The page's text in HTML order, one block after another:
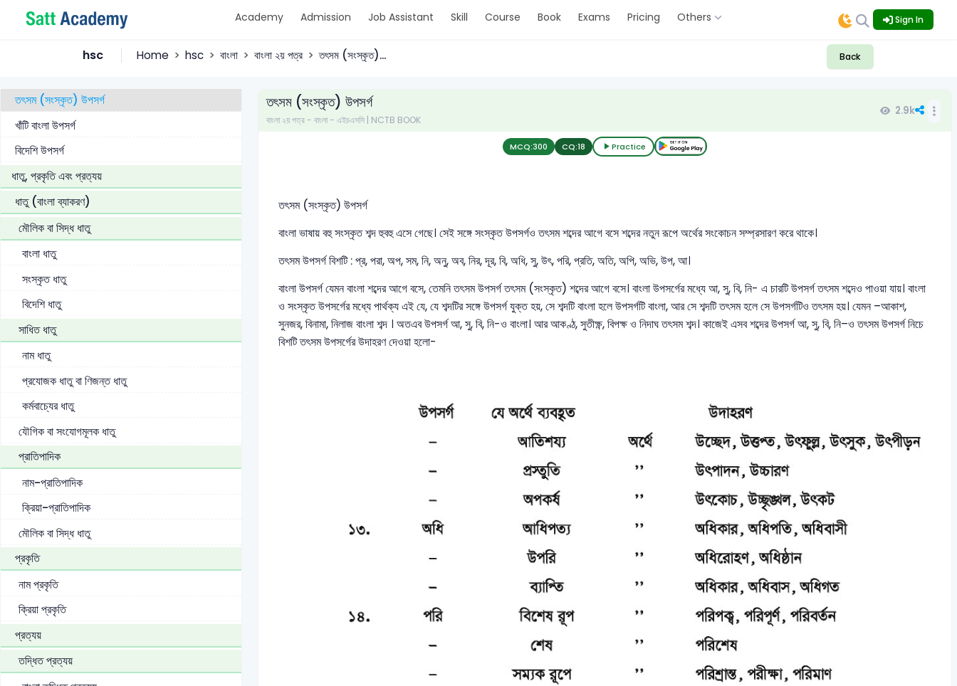
Academy Admission Job Assistant Skill Course Book Exams Pricing Others Sign In
hsc Home hsc বাংলা বাংলা ২য় পত্র তৎসম (সংস্কৃত)... Back
মিশ্র শব্দ
তৎসম (সংস্কৃত) উপসর্গ
খাঁটি বাংলা উপসর্গ
বিদেশি উপসর্গ
ধাতু, প্রকৃতি এবং প্রত্যয়
ধাতু (বাংলা ব্যাকরণ)
মৌলিক বা সিদ্ধ ধাতু
বাংলা ধাতু
সংস্কৃত ধাতু
বিদেশি ধাতু
সাধিত ধাতু
নাম ধাতু
প্রযোজক ধাতু বা ণিজন্ত ধাতু
কর্মবাচ্যের ধাতু
যৌগিক বা সংযোগমূলক ধাতু
প্রাতিপাদিক
নাম-প্রাতিপাদিক
ক্রিয়া-প্রাতিপাদিক
মৌলিক বা সিদ্ধ ধাতু
প্রকৃতি
নাম প্রকৃতি
ক্রিয়া প্রকৃতি
প্রত্যয়
তদ্ধিত প্রত্যয়
তৎসম (সংস্কৃত) উপসর্গ
বাংলা ২য় পত্র - বাংলা - এইচএসসি | NCTB BOOK
2.9k
MCQ:300 CQ:18 Practice
তৎসম (সংস্কৃত) উপসর্গ
বাংলা ভাষায় বহু সংস্কৃত শব্দ হুবহু এসে গেছে। সেই সঙ্গে সংস্কৃত উপসর্গও তৎসম শব্দের আগে বসে শব্দের নতুন রূপে অর্থের সংকোচন সম্প্রসারণ করে থাকে।
তৎসম উপসর্গ বিশটি : প্র, পরা, অপ, সম, নি, অনু, অব, নির, দূর, বি, অধি, সু, উৎ, পরি, প্রতি, অতি, অপি, অভি, উপ, আ।
বাংলা উপসর্গ যেমন বাংলা শব্দের আগে বসে, তেমনি তৎসম উপসর্গ তৎসম (সংস্কৃত) শব্দের আগে বসে। বাংলা উপসর্গের মধ্যে আ, সু, বি, নি- এ চারটি উপসর্গ তৎসম শব্দেও পাওয়া যায়। বাংলা
ও সংস্কৃত উপসর্গের মধ্যে পার্থক্য এই যে, যে শব্দটির সঙ্গে উপসর্গ যুক্ত হয়, সে শব্দটি বাংলা হলে উপসর্গটি বাংলা, আর সে শব্দটি তৎসম হলে সে উপসর্গটিও তৎসম হয়। যেমন –আকাশ,
সুনজর, বিনামা, নিলাজ বাংলা শব্দ । অতএব উপসর্গ আ, সু, বি, নি-ও বাংলা। আর আকণ্ঠ, সুতীক্ষ্ণ, বিপক্ষ ও নিদাঘ তৎসম শব্দ। কাজেই এসব শব্দের উপসর্গ আ, সু, বি, নি–ও তৎসম উপসর্গ নিচে
বিশটি তৎসম উপসর্গের উদাহরণ দেওয়া হলো-